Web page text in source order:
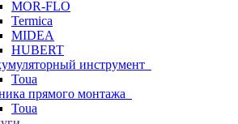
MOR-FLO
Termica
MIDEA
HUBERT
инструмент
Toua
прямого монтажа
Toua